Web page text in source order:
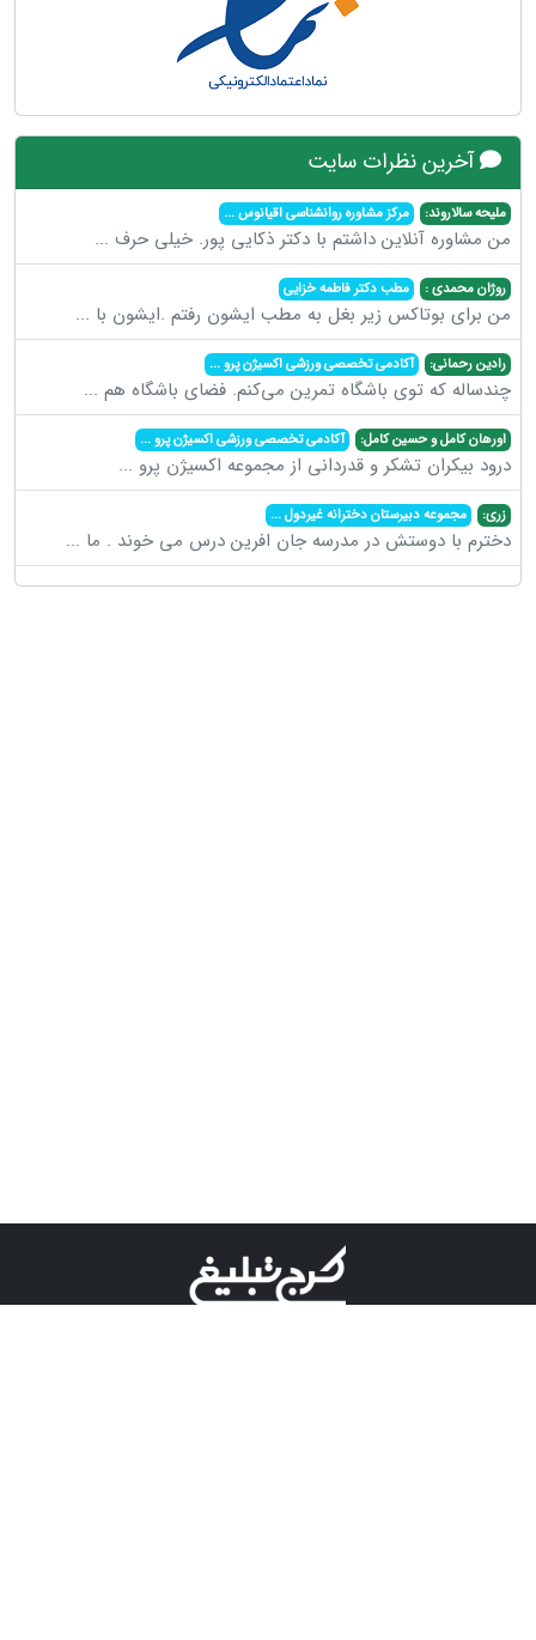
آخرین نظرات سایت
ملیحه سالاروند: مرکز مشاوره روانشناسی اقیانوس...
من مشاوره آنلاین داشتم با دکتر ذکایی پور. خیلی حرف ...
روژان محمدی : مطب دکتر فاطمه خزایی
من برای بوتاکس زیر بغل به مطب ایشون رفتم .ایشون با ...
رادین رحمانی: آکادمی تخصصی ورزشی اکسیژن پرو...
چندساله که توی باشگاه تمرین می‌کنم. فضای باشگاه هم ...
اورهان کامل و حسین کامل: آکادمی تخصصی ورزشی اکسیژن پرو...
درود بیکران تشکر و قدردانی از مجموعه اکسیژن پرو ...
زری: مجموعه دبیرستان دخترانه غیردول...
دخترم با دوستش در مدرسه جان افرین درس می خوند . ما ...